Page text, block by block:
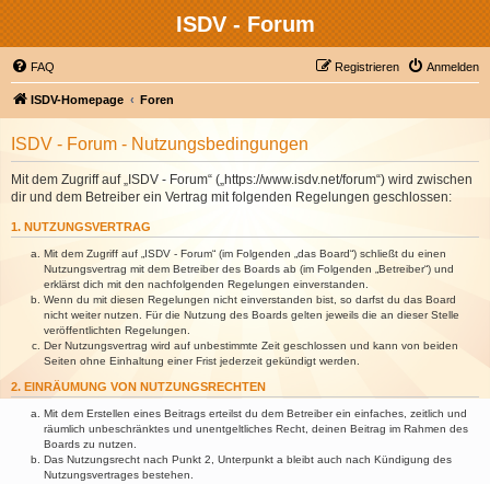
ISDV - Forum
FAQ Anmelden
Registrieren
ISDV-Homepage Foren
ISDV - Forum - Nutzungsbedingungen
Mit dem Zugriff auf „ISDV - Forum“ („https://www.isdv.net/forum“) wird zwischen
dir und dem Betreiber ein Vertrag mit folgenden Regelungen geschlossen:
1. NUTZUNGSVERTRAG
Mit dem Zugriff auf „ISDV - Forum“ (im Folgenden „das Board“) schließt du einen
Nutzungsvertrag mit dem Betreiber des Boards ab (im Folgenden „Betreiber“) und
erklärst dich mit den nachfolgenden Regelungen einverstanden.
Wenn du mit diesen Regelungen nicht einverstanden bist, so darfst du das Board
nicht weiter nutzen. Für die Nutzung des Boards gelten jeweils die an dieser Stelle
veröffentlichten Regelungen.
Der Nutzungsvertrag wird auf unbestimmte Zeit geschlossen und kann von beiden
Seiten ohne Einhaltung einer Frist jederzeit gekündigt werden.
2. EINRÄUMUNG VON NUTZUNGSRECHTEN
Mit dem Erstellen eines Beitrags erteilst du dem Betreiber ein einfaches, zeitlich und
räumlich unbeschränktes und unentgeltliches Recht, deinen Beitrag im Rahmen des
Boards zu nutzen.
Das Nutzungsrecht nach Punkt 2, Unterpunkt a bleibt auch nach Kündigung des
Nutzungsvertrages bestehen.